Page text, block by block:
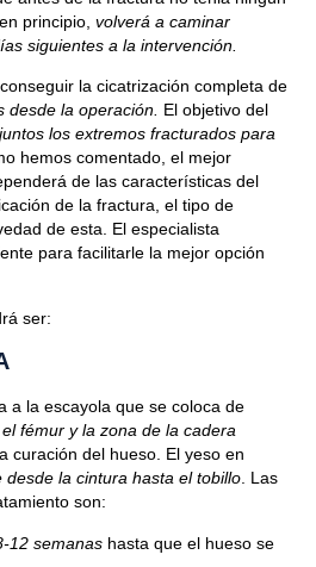
principio,volverá a caminar
siguientes a la intervención.
la cicatrización completa de
desde la operación. El objetivo del
los extremos fracturados para
hemos comentado, el mejor
de las características del
de la fractura, el tipo de
de esta. El especialista
para facilitarle la mejor opción
ser:
a la escayola que se coloca de
el fémur y la zona de la cadera
curación del hueso. El yeso en
desde la cintura hasta el tobillo . Las
son:
12 semanas hasta que el hueso se